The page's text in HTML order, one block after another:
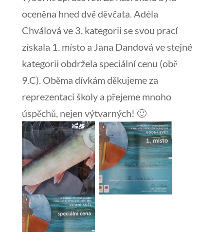
oceněna hned dvě děvčata. Adéla
Chválová ve 3. kategorii se svou prací
získala 1. místo a Jana Dandová ve stejné
kategorii obdržela speciální cenu (obě
9.C). Oběma dívkám děkujeme za
reprezentaci školy a přejeme mnoho
úspěchů, nejen výtvarných! 🙂